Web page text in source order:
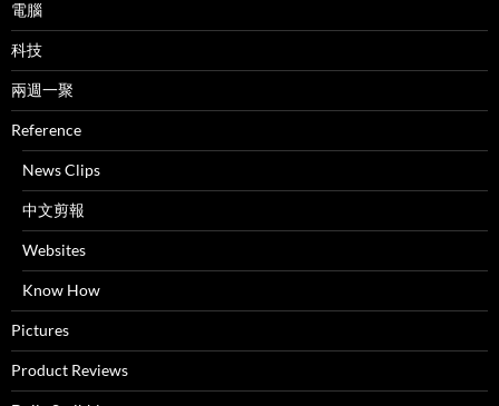
電腦
科技
兩週一聚
Reference
News Clips
中文剪報
Websites
Know How
Pictures
Product Reviews